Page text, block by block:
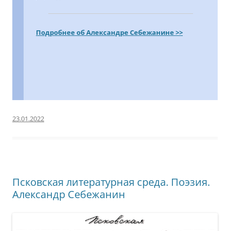
Подробнее об Александре Себежанине >>
23.01.2022
Псковская литературная среда. Поэзия.
Александр Себежанин